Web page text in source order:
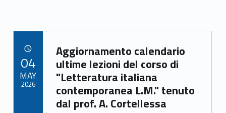
Link identifier archive #link-archive-84617
Aggiornamento calendario
ultime lezioni del corso di
"Letteratura italiana
contemporanea L.M." tenuto
dal prof. A. Cortellessa
04
MAY
2026